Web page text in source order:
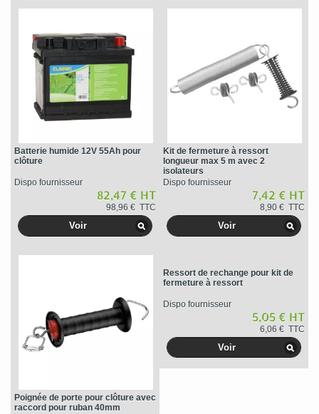
Batterie humide 12V 55Ah pour
clôture
Dispo fournisseur
82,47 € HT
98,96 € TTC
Voir
Kit de fermeture à ressort
longueur max 5 m avec 2
isolateurs
Dispo fournisseur
7,42 € HT
8,90 € TTC
Voir
Poignée de porte pour clôture avec
raccord pour ruban 40mm
Ressort de rechange pour kit de
fermeture à ressort
Dispo fournisseur
5,05 € HT
6,06 € TTC
Voir